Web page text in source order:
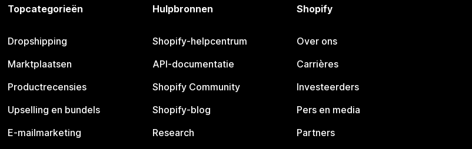
Topcategorieën
Dropshipping
Marktplaatsen
Productrecensies
Upselling en bundels
E-mailmarketing
Hulpbronnen
Shopify-helpcentrum
API-documentatie
Shopify Community
Shopify-blog
Research
Shopify
Over ons
Carrières
Investeerders
Pers en media
Partners